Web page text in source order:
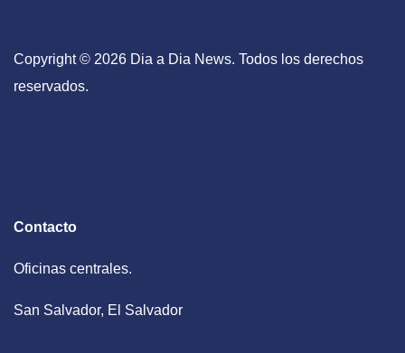
Copyright © 2026 Dia a Dia News. Todos los derechos
reservados.
Contacto
Oficinas centrales.
San Salvador, El Salvador